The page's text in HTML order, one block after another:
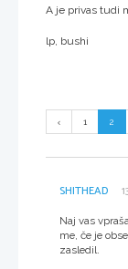
A je privas tudi
lp, bushi
1 2
SHITHEAD
Naj vas
me, če je
zasledil.